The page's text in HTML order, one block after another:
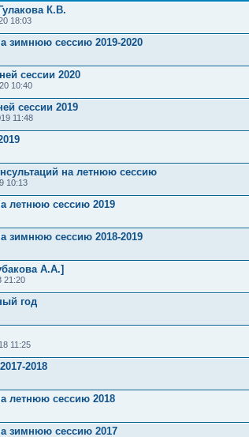
К.В.
18:03
зимнюю сессию 2019-2020
сессии 2020
10:40
сессии 2019
11:48
на летнюю сессию
10:13
летнюю сессию 2019
зимнюю сессию 2018-2019
А.А.]
21:20
год
11:25
2018
летнюю сессию 2018
зимнюю сессию 2017